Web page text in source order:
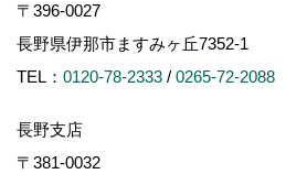
〒396-0027
長野県伊那市ますみヶ丘7352-1
TEL： 0120-78-2333 / 0265-72-2088
長野支店
〒381-0032